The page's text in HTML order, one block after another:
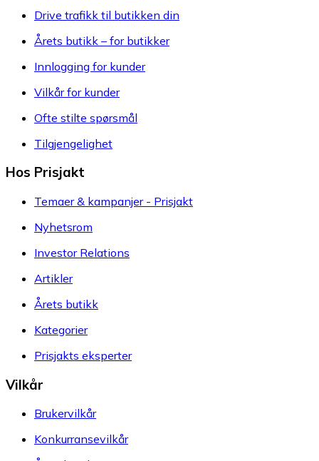
Drive trafikk til butikken din
Årets butikk – for butikker
Innlogging for kunder
Vilkår for kunder
Ofte stilte spørsmål
Tilgjengelighet
Hos Prisjakt
Temaer & kampanjer - Prisjakt
Nyhetsrom
Investor Relations
Artikler
Årets butikk
Kategorier
Prisjakts eksperter
Vilkår
Brukervilkår
Konkurransevilkår